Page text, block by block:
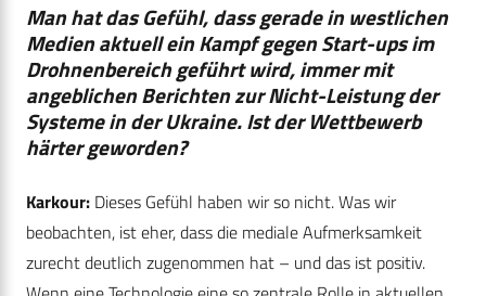
Man hat das Gefühl, dass gerade in westlichen
Medien aktuell ein Kampf gegen Start-ups im
Drohnenbereich geführt wird, immer mit
angeblichen Berichten zur Nicht-Leistung der
Systeme in der Ukraine. Ist der Wettbewerb
härter geworden?
Karkour: Dieses Gefühl haben wir so nicht. Was wir
beobachten, ist eher, dass die mediale Aufmerksamkeit
zurecht deutlich zugenommen hat – und das ist positiv.